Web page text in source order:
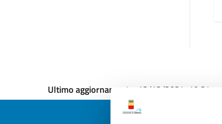
Ultimo aggiornamento: 12/12/2024, 19:34